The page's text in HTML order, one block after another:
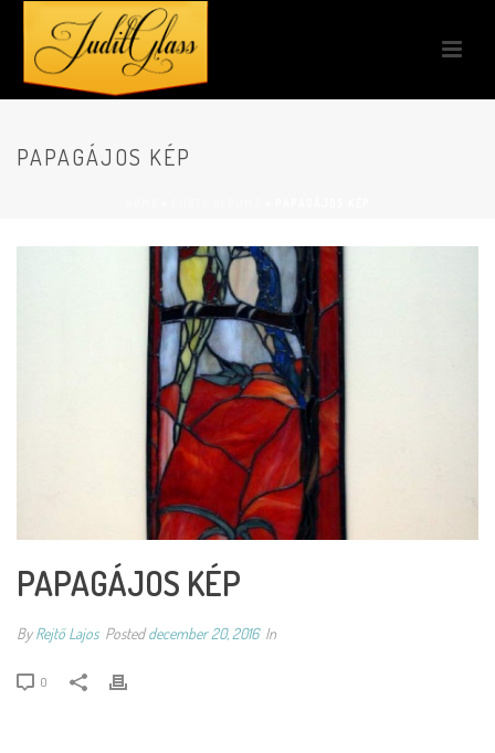
PAPAGÁJOS KÉP
PAPAGÁJOS KÉP
ByRejtő Lajos Posteddecember 20, 2016 In
0